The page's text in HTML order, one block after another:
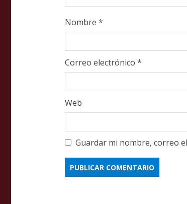
Nombre *
Correo electrónico *
Web
Guardar mi nombre, correo